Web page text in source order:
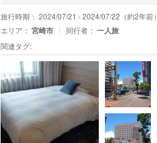
旅行時期： 2024/07/21 - 2024/07/22（約2年前）
エリア： 宮崎市 同行者： 一人旅
関連タグ: